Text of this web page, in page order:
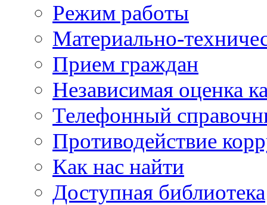
Режим работы
Материально-
Прием граждан
Независимая оценка
Телефонный
Противодействие
Как нас найти
Доступная библиотека